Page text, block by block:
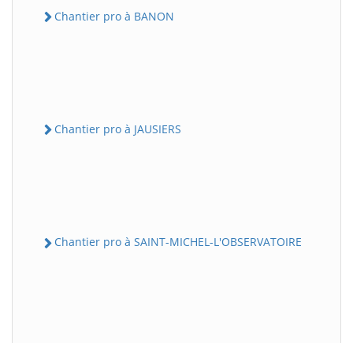
Chantier pro à BANON
Chantier pro à JAUSIERS
Chantier pro à SAINT-MICHEL-L'OBSERVATOIRE